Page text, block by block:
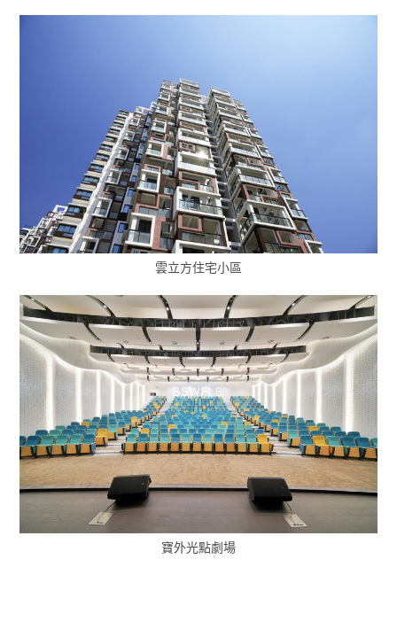
雲立方住宅小區
寶外光點劇場